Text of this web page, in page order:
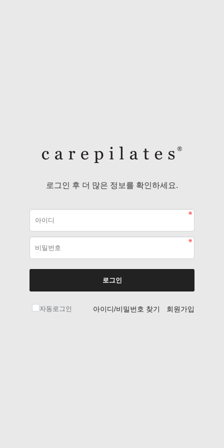
로그인 후 더 많은 정보를 확인하세요.
로그인
자동로그인 아이디/비밀번호 찾기 회원가입